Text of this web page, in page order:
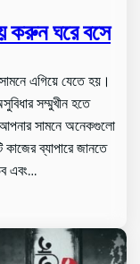
করুন ঘরে বসে
এগিয়ে যেতে হয়।
সম্মুখীন হতে
সামনে অনেকগুলো
ব্যাপারে জানতে
এবং…